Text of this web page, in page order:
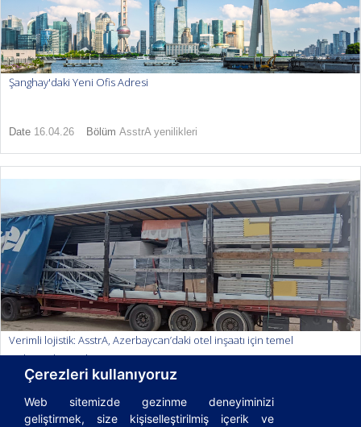
Çerezleri kullanıyoruz
Web sitemizde gezinme deneyiminizi
geliştirmek, size kişiselleştirilmiş içerik ve
Şanghay'daki Yeni Ofis Adresi
Date 16.04.26 Bölüm AsstrA yenilikleri
Verimli lojistik: AsstrA, Azerbaycan’daki otel inşaatı için temel
malzemeleri teslim etmiştir